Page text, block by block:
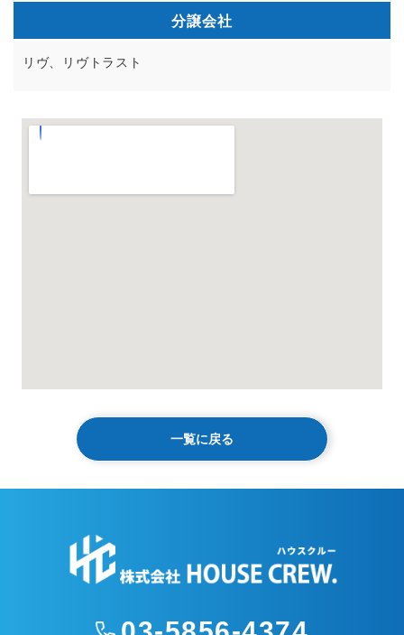
分譲会社
リヴ、リヴトラスト
一覧に戻る